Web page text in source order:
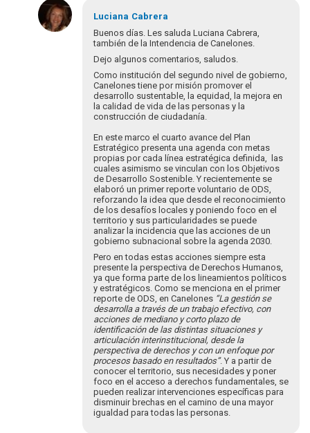
En
respuesta
a
Monzo…
Laura_Monzo
Luciana Cabrera
Buenos días. Les saluda Luciana Cabrera,
también de la Intendencia de Canelones.
Dejo algunos comentarios, saludos.
Como institución del segundo nivel de gobierno,
Canelones tiene por misión promover el
desarrollo sustentable, la equidad, la mejora en
la calidad de vida de las personas y la
construcción de ciudadanía.
En este marco el cuarto avance del Plan
Estratégico presenta una agenda con metas
propias por cada línea estratégica definida, las
cuales asimismo se vinculan con los Objetivos
de Desarrollo Sostenible. Y recientemente se
elaboró un primer reporte voluntario de ODS,
reforzando la idea que desde el reconocimiento
de los desafíos locales y poniendo foco en el
territorio y sus particularidades se puede
analizar la incidencia que las acciones de un
gobierno subnacional sobre la agenda 2030.
Pero en todas estas acciones siempre esta
presente la perspectiva de Derechos Humanos,
ya que forma parte de los lineamientos políticos
y estratégicos. Como se menciona en el primer
reporte de ODS, en Canelones “La gestión se
desarrolla a través de un trabajo efectivo, con
acciones de mediano y corto plazo de
identificación de las distintas situaciones y
articulación interinstitucional, desde la
perspectiva de derechos y con un enfoque por
procesos basado en resultados”. Y a partir de
conocer el territorio, sus necesidades y poner
foco en el acceso a derechos fundamentales, se
pueden realizar intervenciones específicas para
disminuir brechas en el camino de una mayor
igualdad para todas las personas.